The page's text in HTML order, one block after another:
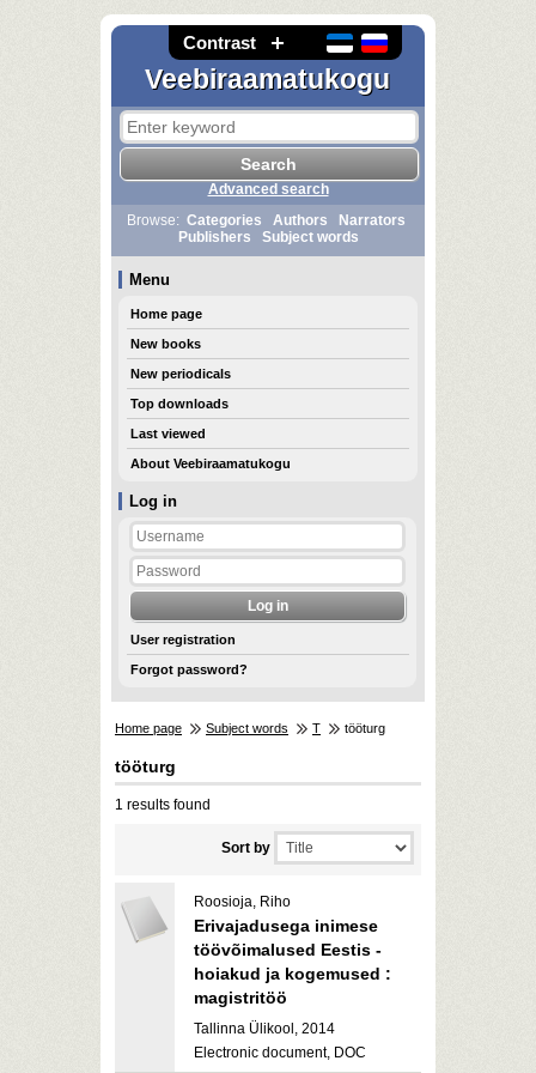
Contrast
Veebiraamatukogu
Log in
User registration
Forgot password?
Advanced search
Browse: Categories Authors
Narrators
Publishers
Subject words
Menu
Home page
New books
New periodicals
Top downloads
Last viewed
About Veebiraamatukogu
Home page Subject words T tööturg
tööturg
1 results found
Sort by
Roosioja, Riho
Erivajadusega inimese
töövõimalused Eestis -
hoiakud ja kogemused :
magistritöö
Tallinna Ülikool, 2014
Electronic document, DOC